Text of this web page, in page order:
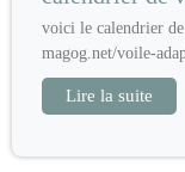
voici le calendrier
magog.net/voile-
Lire la suite